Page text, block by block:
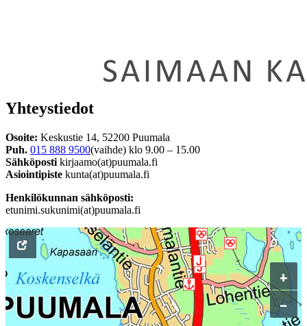
Yhteystiedot
Osoite: Keskustie 14, 52200 Puumala
Puh. 015 888 9500(vaihde) klo 9.00 – 15.00
Sähköposti kirjaamo(at)puumala.fi
Asiointipiste kunta(at)puumala.fi
Henkilökunnan sähköposti:
etunimi.sukunimi(at)puumala.fi